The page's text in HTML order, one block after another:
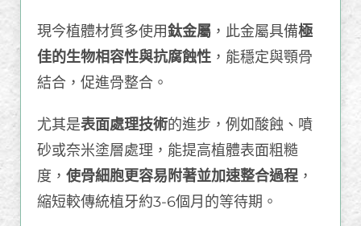
現今植體材質多使用鈦金屬 ，此金屬具備極
佳的生物相容性與抗腐蝕性 ，能穩定與顎骨
結合，促進骨整合。
尤其是表面處理技術的進步，例如酸蝕、噴
砂或奈米塗層處理，能提高植體表面粗糙
度， 使骨細胞更容易附著並加速整合過程 ，
縮短較傳統植牙約3-6個月的等待期。